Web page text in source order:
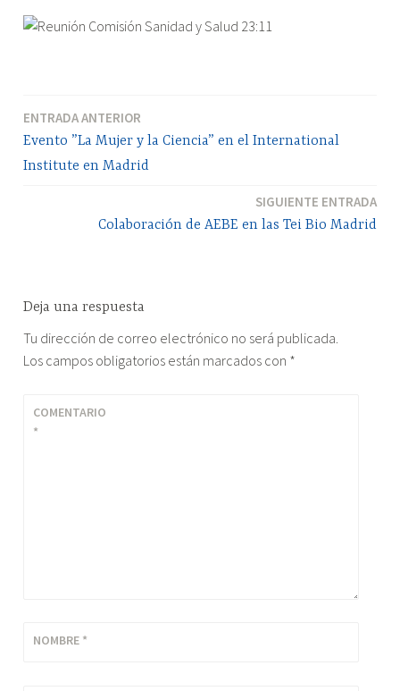
Navegación
ENTRADA ANTERIOR
Evento ”La Mujer y la Ciencia” en el International
Institute en Madrid
SIGUIENTE ENTRADA
Colaboración de AEBE en las Tei Bio Madrid
Deja una respuesta
Tu dirección de correo electrónico no será publicada.
Los campos obligatorios están marcados con *
COMENTARIO
*
NOMBRE *